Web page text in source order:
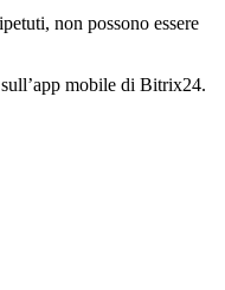
non possono essere
mobile di Bitrix24.